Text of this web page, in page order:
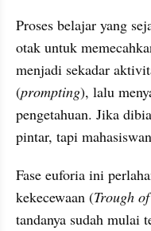
Proses belajar yang
otak untuk
menjadi sekadar
(prompting), lalu
pengetahuan. Jika
pintar, tapi
Fase euforia ini
kekecewaan (Trough
tandanya sudah mulai